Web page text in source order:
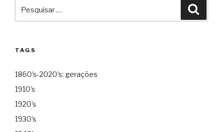
TAGS
1860's-2020's: gerações
1910's
1920's
1930's